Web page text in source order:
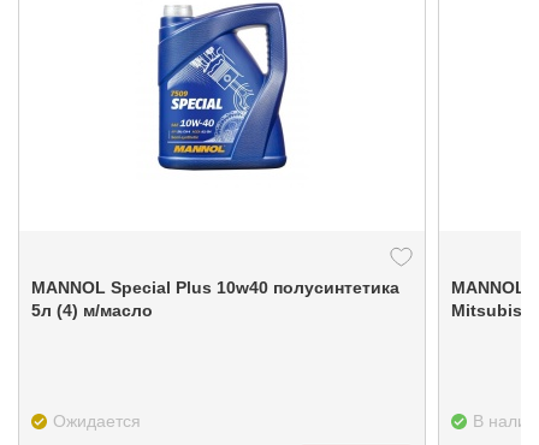
MANNOL Special Plus 10w40 полусинтетика
5л (4) м/масло
Ожидается
MANNOL ATF SP-IV / O.E.M. for Hyndai Kia
В